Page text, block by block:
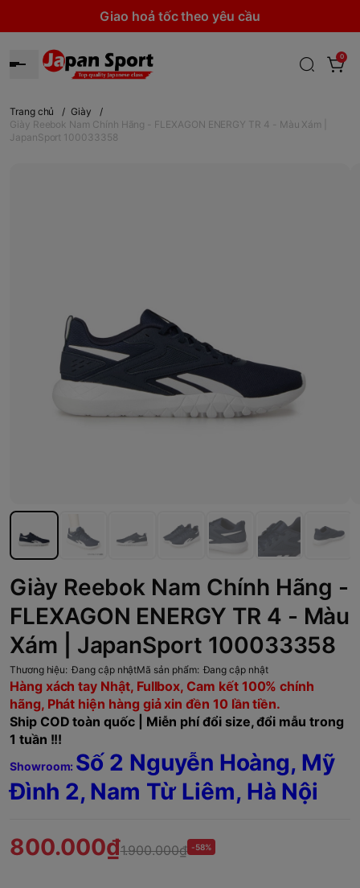
Giao hoả tốc theo yêu cầu
0
Trang chủ / Giày
/
Giày Reebok Nam Chính Hãng - FLEXAGON ENERGY TR 4 - Màu Xám |
JapanSport 100033358
Giày Reebok Nam Chính Hãng -
FLEXAGON ENERGY TR 4 - Màu
Xám | JapanSport 100033358
Thương hiệu: Đang cập nhậtMã sản phẩm: Đang cập nhật
Hàng xách tay Nhật, Fullbox, Cam kết 100% chính
hãng, Phát hiện hàng giả xin đền 10 lần tiền.
Ship COD toàn quốc | Miễn phí đổi size, đổi mẫu trong
1 tuần !!!
Showroom: Số 2 Nguyễn Hoàng, Mỹ
Đình 2, Nam Từ Liêm, Hà Nội
800.000₫1.900.000₫ -58%